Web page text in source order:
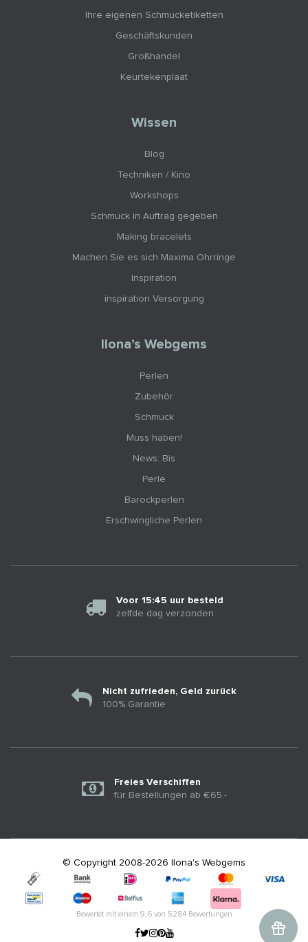
Ihre eigenen Schmucketiketten
Geschäftskunden
Großhandel
Keurtekenplaat
Wissen
Blog
Techniken / Kino
Workshops
Schmuck in Auftrag gegeben
Making bracelets
Machen Sie es sich Maxima Ohrringe
Inspiration
inspiration Versorgung
Ilona’s Webgems
Perlen
Zubehör
Schmuck
Muss haben!
News: Bis
Perle
Barockperlen
Erschwingliche Perlen
Voor 15:45 uur besteld
zelfde dag verzonden
Nicht zufrieden, Geld zurück
100% Garantie
Freies Verschiffen
für Bestellungen ab €65.-
© Copyright 2008-2026 Ilona's Webgems
Bewertet mit einem 9.6von 5284Bewertungen